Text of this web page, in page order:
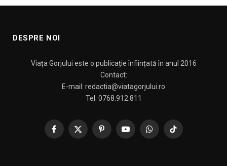
DESPRE NOI
Viața Gorjului este o publicație înființată în anul 2016
Contact:
E-mail: redactia@viatagorjului.ro
Tel. 0768.912.811
Facebook
X
PinterestYouTubeWhatsAppTikTok